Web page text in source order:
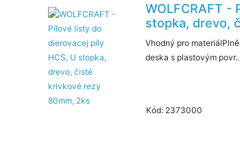
WOLFCRAFT -
stopka, drevo,
Vhodný pro
deska s plastovým povr..
Kód: 2373000